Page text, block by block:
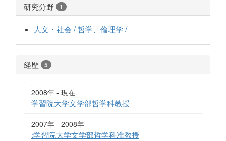
研究分野 1
人文・社会 / 哲学、倫理学 /
経歴 5
2008年 - 現在
学習院大学文学部哲学科教授
2007年 - 2008年
:学習院大学文学部哲学科准教授